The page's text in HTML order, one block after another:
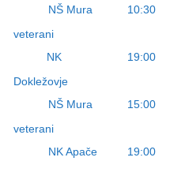
NŠ Mura
veterani
10:30
NK
Dokležovje
19:00
NŠ Mura
veterani
15:00
NK Apače 19:00